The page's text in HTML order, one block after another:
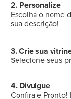
2. Personalize
Escolha o nome
sua descrição!
3. Crie sua
Selecione seus
4. Divulgue
Confira e Pronto!